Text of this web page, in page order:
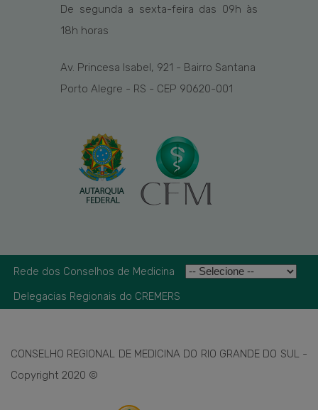
De segunda a sexta-feira das 09h às
18h horas
Av. Princesa Isabel, 921 - Bairro Santana
Porto Alegre - RS - CEP 90620-001
Rede dos Conselhos de Medicina
Delegacias Regionais do CREMERS
CONSELHO REGIONAL DE MEDICINA DO RIO GRANDE DO SUL -
Copyright 2020 ©